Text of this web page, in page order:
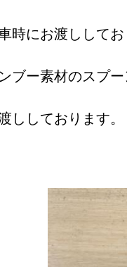
時にお渡しして
ブー素材のスプ
ししております。